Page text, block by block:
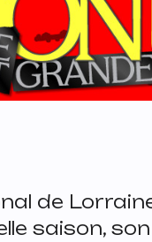
de
saison,